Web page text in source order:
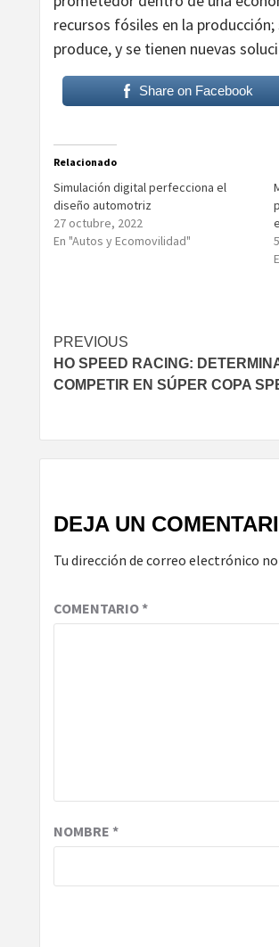
recursos fósiles en la
produce, y se tienen nuevas
Share on Facebook
Relacionado
Simulación digital perfecciona el
diseño automotriz
27 octubre, 2022
En "Autos y Ecomovilidad"
Post
navigation
PREVIOUS
HO SPEED RACING:
COMPETIR EN SÚPER COPA
DEJA UN
Tu dirección de correo electrónico
COMENTARIO*
NOMBRE *